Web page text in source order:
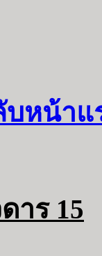
บหน้าแ
าร 15